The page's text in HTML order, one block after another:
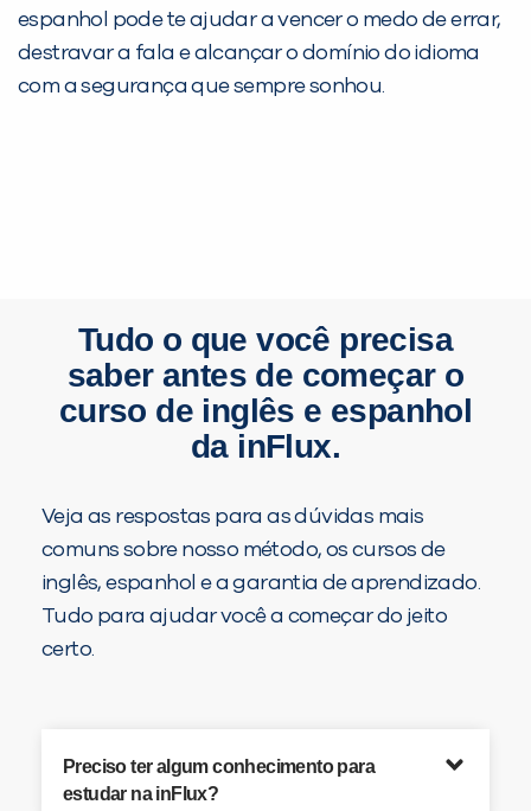
espanhol pode te ajudar a vencer o medo de errar,
destravar a fala e alcançar o domínio do idioma
com a segurança que sempre sonhou.
Tudo o que você precisa
saber antes de começar o
curso de inglês e espanhol
da inFlux.
Veja as respostas para as dúvidas mais
comuns sobre nosso método, os cursos de
inglês, espanhol e a garantia de aprendizado.
Tudo para ajudar você a começar do jeito
certo.
Preciso ter algum conhecimento para
estudar na inFlux?